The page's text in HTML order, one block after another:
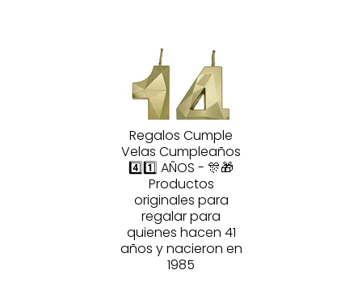
Regalos Cumple
Velas Cumpleaños
4️⃣1️⃣ AÑOS - 🎊🎁
Productos
originales para
regalar para
quienes hacen 41
años y nacieron en
1985